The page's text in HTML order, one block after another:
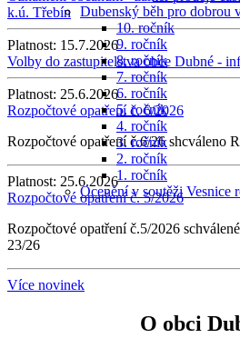
Dubenský běh pro dobrou
10. ročník
9. ročník
8. ročník
7. ročník
6. ročník
5. ročník
4. ročník
3. ročník
2. ročník
1. ročník
Ocenění v soutěži Vesnice
k.ú. Třebín
Platnost: 15.7.2026
Volby do zastupitelstva obce Dubné -
Platnost: 25.6.2026
Rozpočtové opatření č. 6/2026
Rozpočtové opatření č.6/26 shcváleno
Platnost: 25.6.2026
Rozpočtové opatření č. 5/2026
Rozpočtové opatření č.5/2026
23/26
Více novinek
O obci